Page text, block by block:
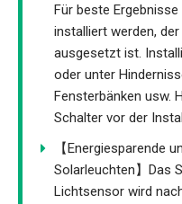
Für beste
installiert werden,
ausgesetzt ist.
oder unter
Fensterbänken usw.
Schalter vor der
【Energiesparende
Solarleuchten】Das
Lichtsensor wird